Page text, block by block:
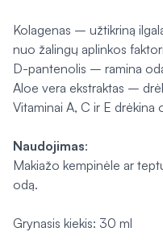
Kolagenas – užtikriną
nuo žalingų aplinkos
D-pantenolis – ramina
Aloe vera ekstraktas –
Vitaminai A, C ir E drėkina
Naudojimas:
Makiažo kempinėle ar
odą.
Grynasis kiekis: 30 ml